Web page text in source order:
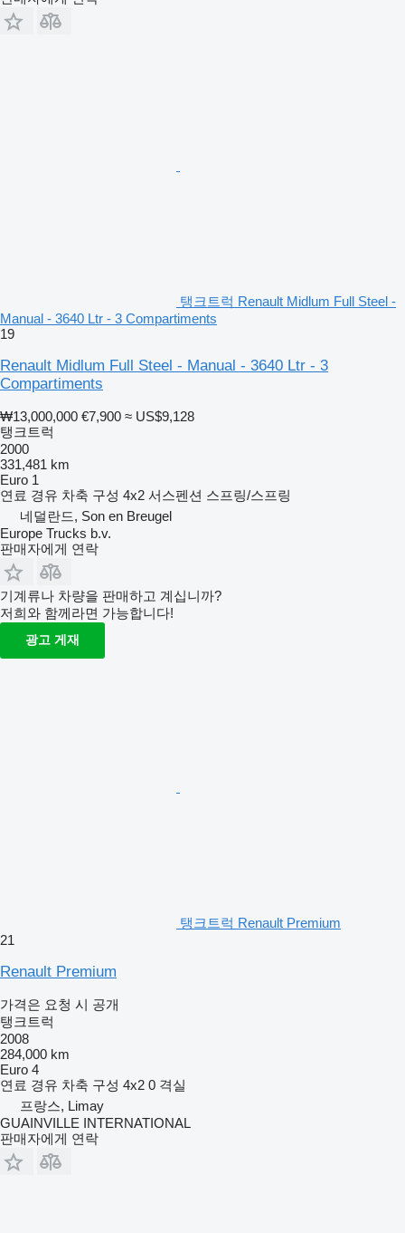
탱크트럭 Renault Midlum Full Steel -
Manual - 3640 Ltr - 3 Compartiments
19
Renault Midlum Full Steel - Manual - 3640 Ltr - 3
Compartiments
₩13,000,000 €7,900 ≈ US$9,128
탱크트럭
2000
331,481 km
Euro 1
연료 경유 차축 구성 4x2 서스펜션 스프링/스프링
네덜란드, Son en Breugel
Europe Trucks b.v.
판매자에게 연락
기계류나 차량을 판매하고 계십니까?
저희와 함께라면 가능합니다!
광고 게재
탱크트럭 Renault Premium
21
Renault Premium
가격은 요청 시 공개
탱크트럭
2008
284,000 km
Euro 4
연료 경유 차축 구성 4x2 0 격실
프랑스, Limay
GUAINVILLE INTERNATIONAL
판매자에게 연락